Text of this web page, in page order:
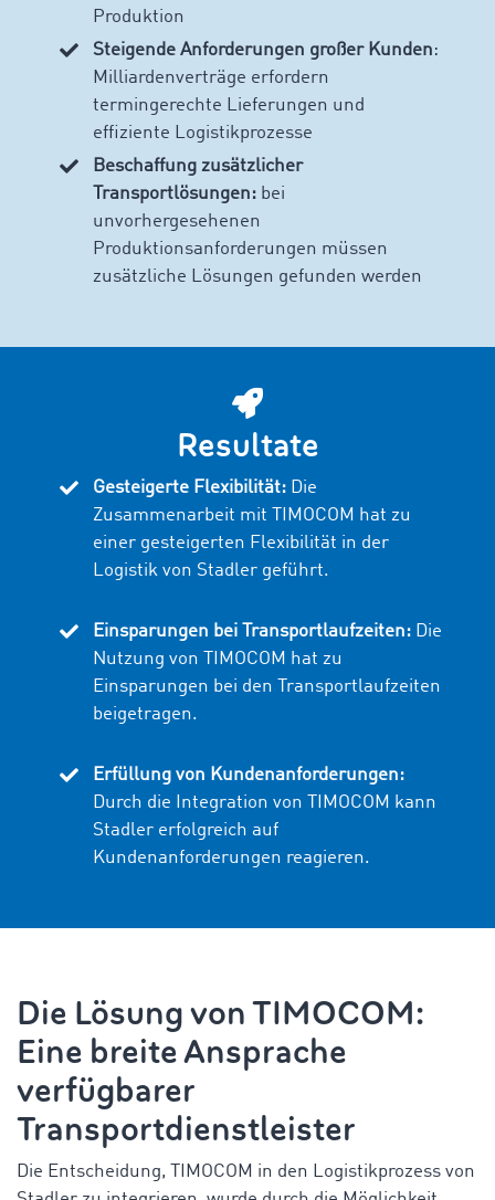
Produktion
Steigende Anforderungen großer Kunden:
Milliardenverträge erfordern
termingerechte Lieferungen und
effiziente Logistikprozesse
Beschaffung zusätzlicher
Transportlösungen: bei
unvorhergesehenen
Produktionsanforderungen müssen
zusätzliche Lösungen gefunden werden
Resultate
Gesteigerte Flexibilität: Die
Zusammenarbeit mit TIMOCOM hat zu
einer gesteigerten Flexibilität in der
Logistik von Stadler geführt.
Einsparungen bei Transportlaufzeiten: Die
Nutzung von TIMOCOM hat zu
Einsparungen bei den Transportlaufzeiten
beigetragen.
Erfüllung von Kundenanforderungen:
Durch die Integration von TIMOCOM kann
Stadler erfolgreich auf
Kundenanforderungen reagieren.
Die Lösung von TIMOCOM:
Eine breite Ansprache
verfügbarer
Transportdienstleister
Die Entscheidung, TIMOCOM in den Logistikprozess von